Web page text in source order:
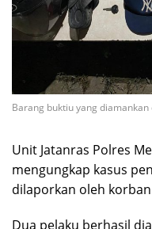
Barang buktiu yang
Unit Jatanras Polres
mengungkap kasus
dilaporkan oleh
Dua pelaku berhasil